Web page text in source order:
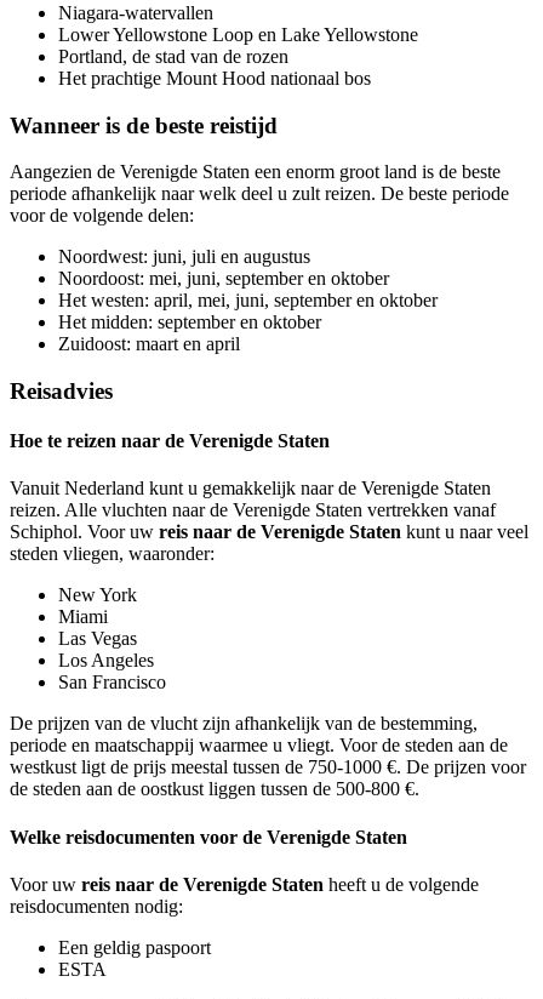
Niagara-watervallen
Lower Yellowstone Loop en Lake Yellowstone
Portland, de stad van de rozen
Het prachtige Mount Hood nationaal bos
Wanneer is de beste reistijd
Aangezien de Verenigde Staten een enorm groot land is de beste
periode afhankelijk naar welk deel u zult reizen. De beste periode
voor de volgende delen:
Noordwest: juni, juli en augustus
Noordoost: mei, juni, september en oktober
Het westen: april, mei, juni, september en oktober
Het midden: september en oktober
Zuidoost: maart en april
Reisadvies
Hoe te reizen naar de Verenigde Staten
Vanuit Nederland kunt u gemakkelijk naar de Verenigde Staten
reizen. Alle vluchten naar de Verenigde Staten vertrekken vanaf
Schiphol. Voor uw reis naar de Verenigde Staten kunt u naar veel
steden vliegen, waaronder:
New York
Miami
Las Vegas
Los Angeles
San Francisco
De prijzen van de vlucht zijn afhankelijk van de bestemming,
periode en maatschappij waarmee u vliegt. Voor de steden aan de
westkust ligt de prijs meestal tussen de 750-1000 €. De prijzen voor
de steden aan de oostkust liggen tussen de 500-800 €.
Welke reisdocumenten voor de Verenigde Staten
Voor uw reis naar de Verenigde Staten heeft u de volgende
reisdocumenten nodig:
Een geldig paspoort
ESTA